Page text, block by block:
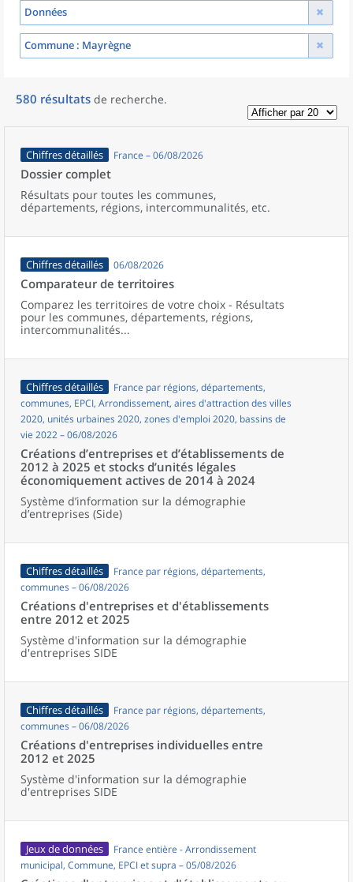
Données
Commune : Mayrègne
580 résultats de recherche.
Chiffres détaillés France – 06/08/2026
Dossier complet
Résultats pour toutes les communes,
départements, régions, intercommunalités, etc.
Chiffres détaillés 06/08/2026
Comparateur de territoires
Comparez les territoires de votre choix - Résultats
pour les communes, départements, régions,
intercommunalités...
Chiffres détaillés
France par régions, départements,
communes, EPCI, Arrondissement, aires d'attraction des villes
2020, unités urbaines 2020, zones d'emploi 2020, bassins de
vie 2022 – 06/08/2026
Créations d’entreprises et d’établissements de
2012 à 2025 et stocks d’unités légales
économiquement actives de 2014 à 2024
Système d’information sur la démographie
d’entreprises (Side)
Chiffres détaillés
France par régions, départements,
communes – 06/08/2026
Créations d'entreprises et d'établissements
entre 2012 et 2025
Système d'information sur la démographie
d'entreprises SIDE
Chiffres détaillés
France par régions, départements,
communes – 06/08/2026
Créations d'entreprises individuelles entre
2012 et 2025
Système d'information sur la démographie
d'entreprises SIDE
Jeux de données
France entière - Arrondissement
municipal, Commune, EPCI et supra – 05/08/2026